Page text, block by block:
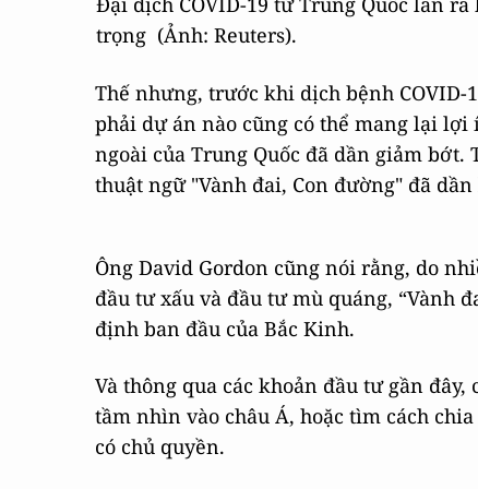
trọng (Ảnh: Reuters).
Thế nhưng, trước khi dịch bệnh
phải dự án nào cũng có thể mang lại
ngoài của Trung Quốc đã dần giảm
thuật ngữ "Vành đai, Con đường" đã
Ông David Gordon cũng nói rằng, do
đầu tư xấu và đầu tư mù quáng, “Vành
định ban đầu của Bắc Kinh.
Và thông qua các khoản đầu tư gần
tầm nhìn vào châu Á, hoặc tìm cách
có chủ quyền.